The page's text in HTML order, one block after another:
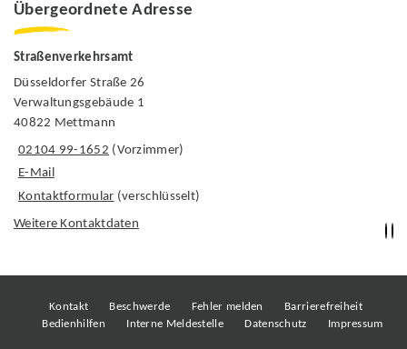
Übergeordnete Adresse
Straßenverkehrsamt
Düsseldorfer Straße 26
Verwaltungsgebäude 1
40822 Mettmann
02104 99-1652 (Vorzimmer)
E-Mail
Kontaktformular (verschlüsselt)
Weitere Kontaktdaten
Kontakt Beschwerde Fehler melden
Barrierefreiheit
Bedienhilfen
Interne Meldestelle Datenschutz Impressum